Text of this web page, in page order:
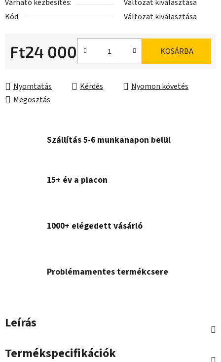
Várható kézbesítés:
Változat kiválasztása
Kód:
Változat kiválasztása
Ft24 000 KOSÁRBA
Nyomtatás Kérdés
Nyomon követés
Megosztás
Szállítás 5-6 munkanapon belül
15+ év a piacon
1000+ elégedett vásárló
Problémamentes termékcsere
Leírás
Termékspecifikációk